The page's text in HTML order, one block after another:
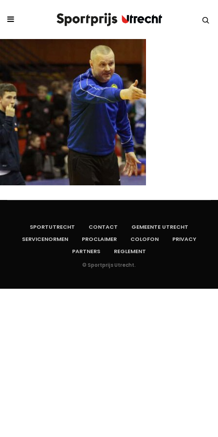
SPORTUTRECHT CONTACT
GEMEENTE UTRECHT
SERVICENORMEN
PROCLAIMER COLOFON
PRIVACY
PARTNERS
REGLEMENT
© Sportprijs Utrecht.